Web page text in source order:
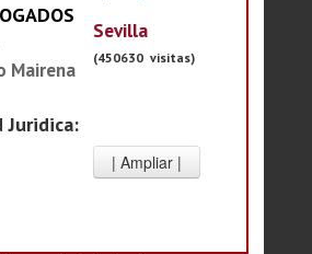
Mairena
Juridica:
Sevilla
(450630 visitas)